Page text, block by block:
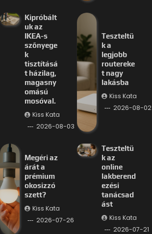
Kipróbált
uk az
IKEA-s
szőnyege
k
tisztításá
t házilag,
magasny
omású
mosóval.
Kiss Kata
2026-08-03
Teszteltü
k a
legjobb
routereke
t nagy
lakásba
Kiss Kata
2026-08-02
Megéri az
árát a
prémium
okosizzó
szett?
Kiss Kata
2026-07-26
Teszteltü
k az
online
lakberend
ezési
tanácsad
ást
Kiss Kata
2026-07-21